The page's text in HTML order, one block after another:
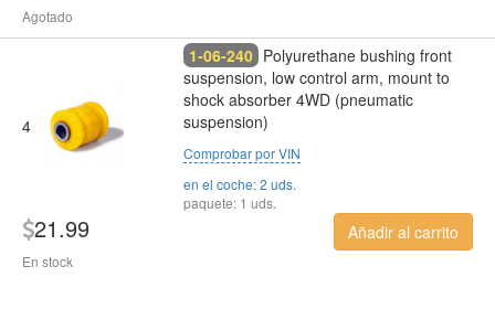
Agotado
4
1-06-240 Polyurethane bushing front
suspension, low control arm, mount to
shock absorber 4WD (pneumatic
suspension)
Comprobar por VIN
en el coche: 2 uds.
paquete: 1 uds.
21.99
En stock
Añadir al carrito